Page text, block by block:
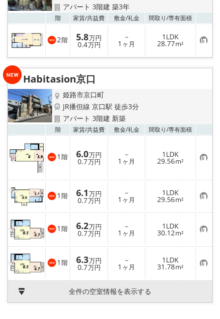
アパート 3階建 築3年
階 家賃/共益費 敷金/礼金 間取り/専有面積
2階 5.8万円
0.4万円
－
1 ヶ月
1LDK
28.77m² お
気
に
り
Habitasion京口
姫路市京口町
JR播但線 京口駅 徒歩3分
アパート 3階建 新築
階 家賃/共益費 敷金/礼金 間取り/専有面積
1 階 6.0万円
0.7万円
－
1 ヶ月
1LDK
29.56m² お
気
に
入
り
登
録
1 階 6.1万円
0.7万円
－
1 ヶ月
1LDK
29.56m² お
気
に
入
り
登
録
1 階 6.2万円
0.7万円
－
1 ヶ月
1LDK
30.12m² お
気
に
入
り
登
録
1 階 6.3万円
0.7万円
－
1 ヶ月
1LDK
31.78m² お
気
に
登
全件の空室情報を表示する